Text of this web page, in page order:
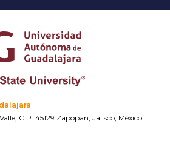
C.P. 45129 Zapopan, Jalisco, México.